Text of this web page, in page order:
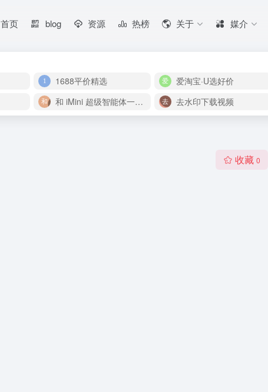
首页 blog 资源 热榜 关于 媒介
1688平价精选 爱淘宝·U选好价
和 iMini 超级智能体一起构建伟大作品 去水印下载视频
收藏 0